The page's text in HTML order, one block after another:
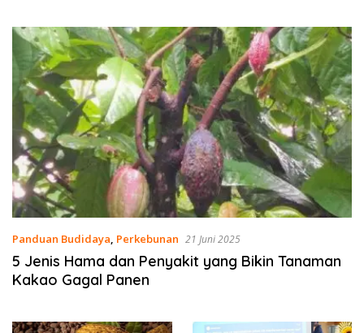
Panduan Budidaya, Perkebunan 21 Juni 2025
5 Jenis Hama dan Penyakit yang Bikin Tanaman
Kakao Gagal Panen